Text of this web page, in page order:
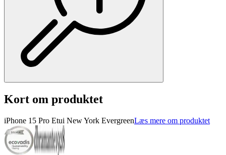
Kort om produktet
iPhone 15 Pro Etui New York EvergreenLæs mere om produktet